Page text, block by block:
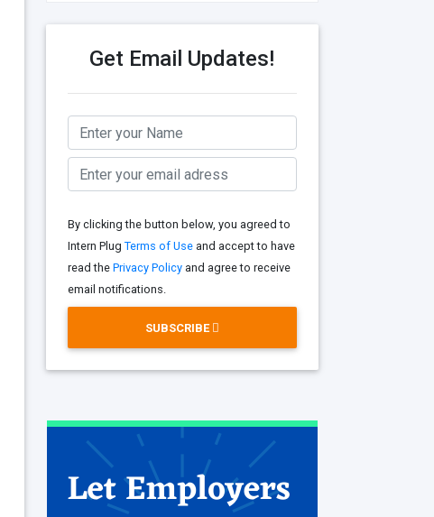
Get Email Updates!
By clicking the button below, you agreed to
Intern Plug Terms of Useand accept to have
read the Privacy Policyand agree to receive
email notifications.
SUBSCRIBE